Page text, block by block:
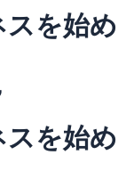
を始め
を始め